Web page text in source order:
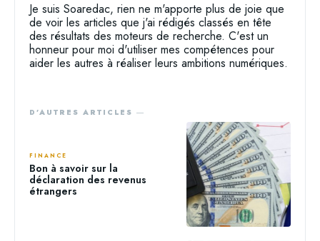
Je suis Soaredac, rien ne m'apporte plus de joie que
de voir les articles que j'ai rédigés classés en tête
des résultats des moteurs de recherche. C'est un
honneur pour moi d'utiliser mes compétences pour
aider les autres à réaliser leurs ambitions numériques.
D'AUTRES ARTICLES ―
FINANCE
Bon à savoir sur la
déclaration des revenus
étrangers